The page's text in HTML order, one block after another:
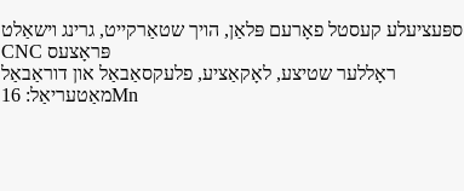
● ספּעציעלע קעסטל פאָרעם פּלאַן, הויך שטאַרקייט, גרינג וישאַלט
● CNC פּראָצעס
● ראָללער שטיצע, לאָקאַציע, פלעקסאַבאַל און דוראַבאַל
● מאַטעריאַל: 16Mn